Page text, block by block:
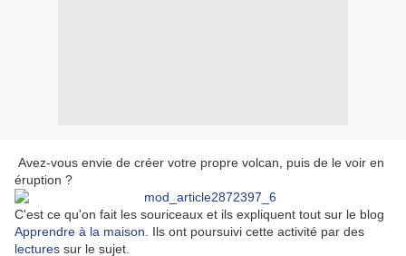
Avez-vous envie de créer votre propre volcan, puis de le voir en
éruption ?
C'est ce qu'on fait les souriceaux et ils expliquent tout sur le blog
Apprendre à la maison . Ils ont poursuivi cette activité par des
lectures sur le sujet.